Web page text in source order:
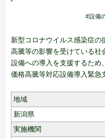
#設備
新型コロナウイルス感染症
高騰等の影響を受けている社
設備への導入を支援するため
価格高騰等対応設備導入緊急
地域
新潟県
実施機関